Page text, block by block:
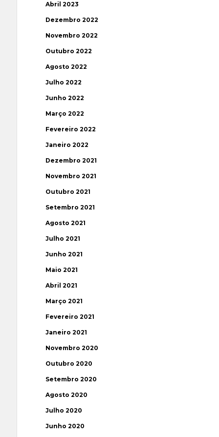
Abril 2023
Dezembro 2022
Novembro 2022
Outubro 2022
Agosto 2022
Julho 2022
Junho 2022
Março 2022
Fevereiro 2022
Janeiro 2022
Dezembro 2021
Novembro 2021
Outubro 2021
Setembro 2021
Agosto 2021
Julho 2021
Junho 2021
Maio 2021
Abril 2021
Março 2021
Fevereiro 2021
Janeiro 2021
Novembro 2020
Outubro 2020
Setembro 2020
Agosto 2020
Julho 2020
Junho 2020